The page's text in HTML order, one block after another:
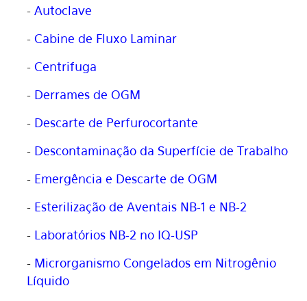
- Autoclave
- Cabine de Fluxo Laminar
- Centrifuga
- Derrames de OGM
- Descarte de Perfurocortante
- Descontaminação da Superfície de Trabalho
- Emergência e Descarte de OGM
- Esterilização de Aventais NB-1 e NB-2
- Laboratórios NB-2 no IQ-USP
- Microrganismo Congelados em Nitrogênio
Líquido